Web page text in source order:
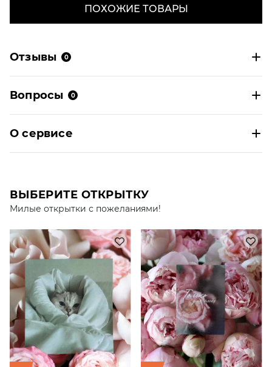
ПОХОЖИЕ ТОВАРЫ
Отзывы 0
Вопросы 0
О сервисе
ВЫБЕРИТЕ ОТКРЫТКУ
Милые открытки с пожеланиями!